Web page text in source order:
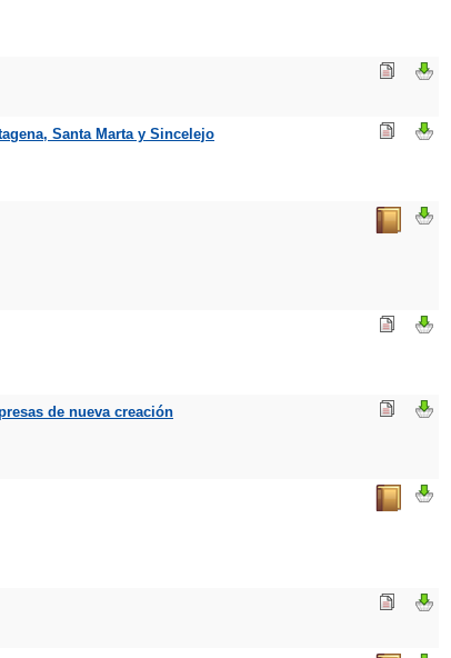
Santa Marta y Sincelejo
de nueva creación